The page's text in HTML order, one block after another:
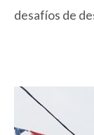
desafíos de